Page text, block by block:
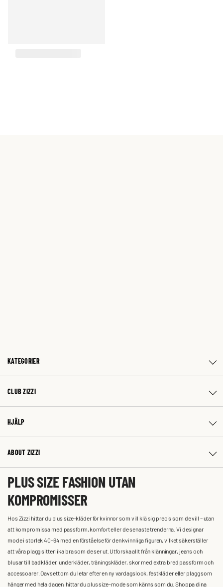
KATEGORIER
CLUB ZIZZI
HJÄLP
ABOUT ZIZZI
PLUS SIZE FASHION UTAN
KOMPROMISSER
Hos Zizzi hittar du plus size-kläder för kvinnor som vill klä sig precis som de vill – utan
att kompromissa med passform, komfort eller de senaste trenderna. Vi designar
mode i storlek 40-64 med en förståelse för den kvinnliga figuren, vilket säkerställer
att våra plagg sitter lika bra som de ser ut. Utforska allt från klänningar, jeans och
blusar till badkläder, underkläder, träningskläder, skor med extra bred passform och
accessoarer. Oavsett om du letar efter en ny vardagslook, festkläder eller plagg som
hänger med hela dagen, hittar du plus size-mode som känns som du. Shoppa dina